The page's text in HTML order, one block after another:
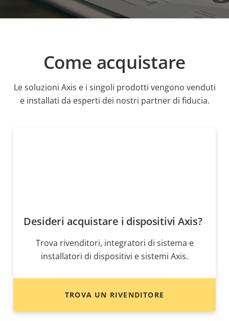
Come acquistare
Le soluzioni Axis e i singoli prodotti vengono venduti
e installati da esperti dei nostri partner di fiducia.
Desideri acquistare i dispositivi Axis?
Trova rivenditori, integratori di sistema e
installatori di dispositivi e sistemi Axis.
TROVA UN RIVENDITORE